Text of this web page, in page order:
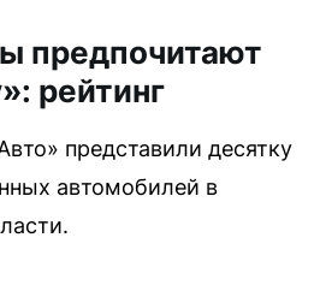
предпочитают
рейтинг
представили десятку
автомобилей в